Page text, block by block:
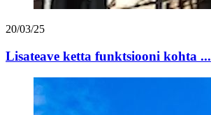
20/03/25
Lisateave ketta funktsiooni kohta ...